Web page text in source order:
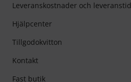
Leveranskostnader och leveranstid
Hjälpcenter
Tillgodokvitton
Kontakt
Fast butik